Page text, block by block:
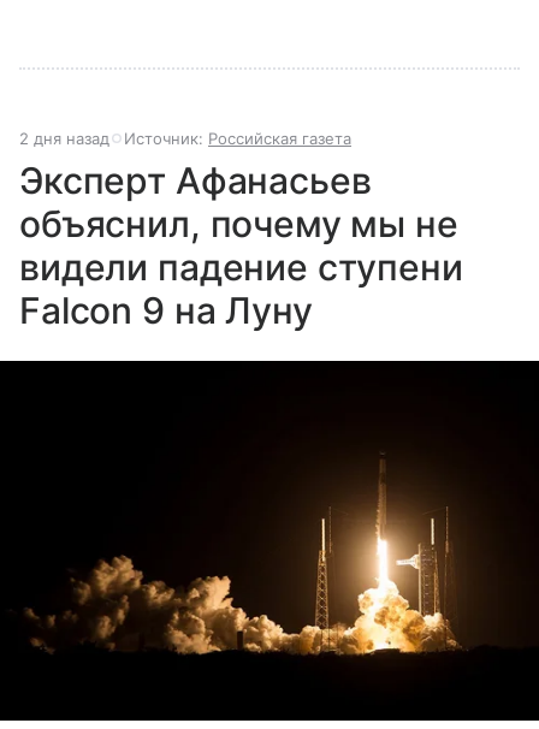
2 дня назад Источник: Российская газета
Эксперт Афанасьев
объяснил, почему мы не
видели падение ступени
Falcon 9 на Луну